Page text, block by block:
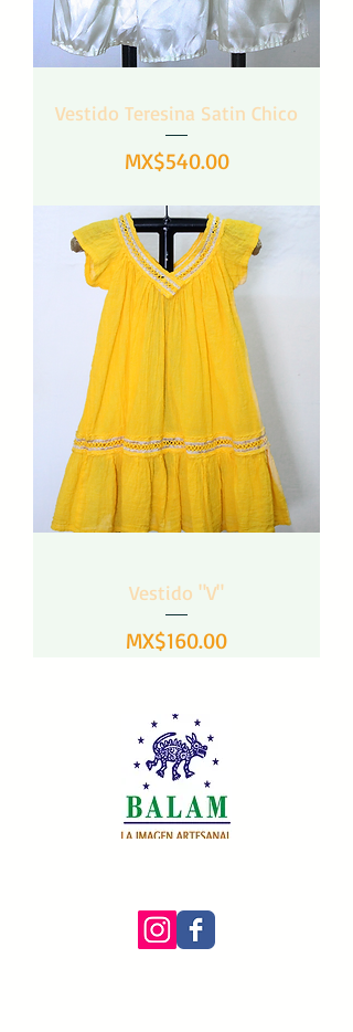
Vestido Teresina Satin Chico
Precio
MX$540.00
Vestido "V"
Precio
MX$160.00